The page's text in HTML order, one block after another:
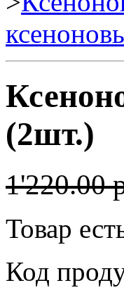
(2шт.)
1'220.00
Товар
Код